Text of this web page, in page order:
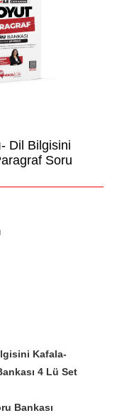
Dil Bilgisini
Soru
Kafala-
4 Lü Set
Bankası